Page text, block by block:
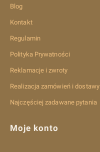
Blog
Kontakt
Regulamin
Polityka Prywatności
Reklamacje i zwroty
Realizacja zamówień i dostawy
Najczęściej zadawane pytania
Moje konto